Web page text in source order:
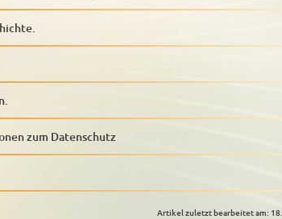
zum Datenschutz
Artikel zuletzt bearbeitet am: